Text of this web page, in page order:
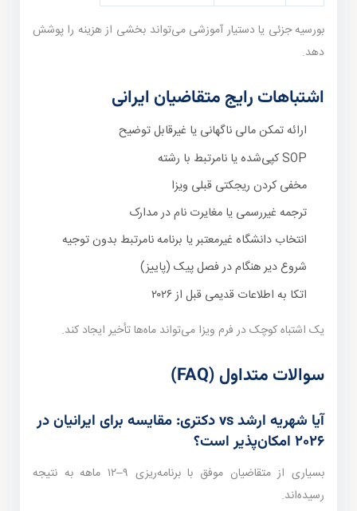
بورسیه جزئی یا دستیار آموزشی می‌تواند بخشی از هزینه را پوشش
دهد.
اشتباهات رایج متقاضیان ایرانی
ارائه تمکن مالی ناگهانی یا غیرقابل توضیح
SOP کپی‌شده یا نامرتبط با رشته
مخفی کردن ریجکتی قبلی ویزا
ترجمه غیررسمی یا مغایرت نام در مدارک
انتخاب دانشگاه غیرمعتبر یا برنامه نامرتبط بدون توجیه
شروع دیر هنگام در فصل پیک (پاییز)
اتکا به اطلاعات قدیمی قبل از ۲۰۲۶
یک اشتباه کوچک در فرم ویزا می‌تواند ماه‌ها تأخیر ایجاد کند.
سوالات متداول (FAQ)
آیا شهریه ارشد vs دکتری: مقایسه برای ایرانیان در
۲۰۲۶ امکان‌پذیر است؟
بسیاری از متقاضیان موفق با برنامه‌ریزی ۹–۱۲ ماهه به نتیجه
رسیده‌اند.